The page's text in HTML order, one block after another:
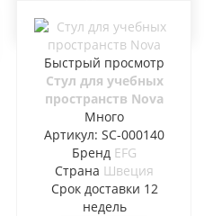
Быстрый просмотр
Стул для учебных
пространств Nova
Много
Артикул: SC-000140
Бренд EFG
Страна Швеция
Cрок доставки 12
недель